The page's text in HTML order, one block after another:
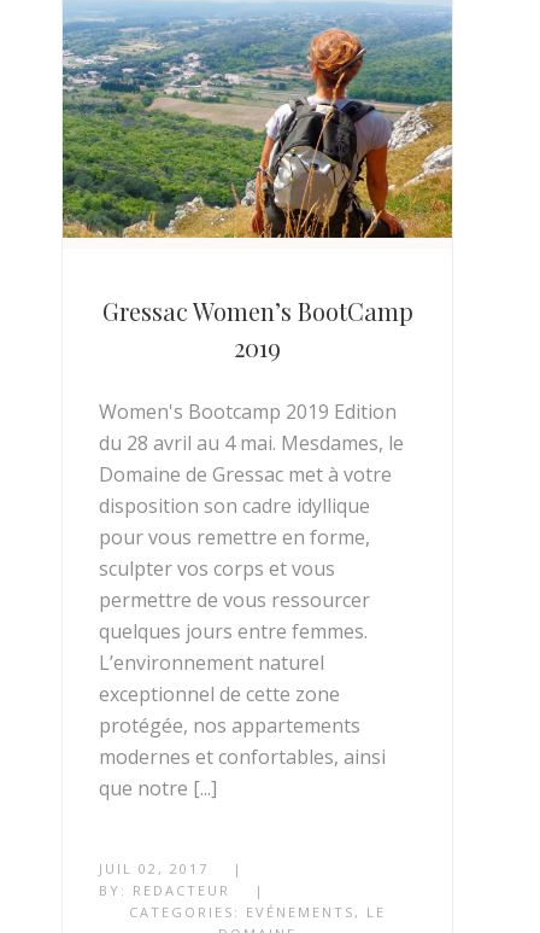
Gressac Women’s BootCamp
2019
Women's Bootcamp 2019 Edition
du 28 avril au 4 mai. Mesdames, le
Domaine de Gressac met à votre
disposition son cadre idyllique
pour vous remettre en forme,
sculpter vos corps et vous
permettre de vous ressourcer
quelques jours entre femmes.
L’environnement naturel
exceptionnel de cette zone
protégée, nos appartements
modernes et confortables, ainsi
que notre [...]
JUIL 02, 2017
|
BY: REDACTEUR
|
CATEGORIES: EVÉNEMENTS , LE